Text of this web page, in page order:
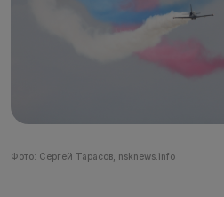
Фото: Сергей Тарасов, nsknews.info